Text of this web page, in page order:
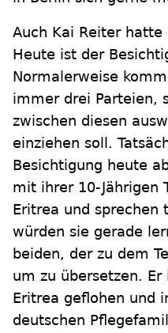
Auch Kai Reiter hatte
Heute ist der
Normalerweise
immer drei Parteien,
zwischen diesen
einziehen soll.
Besichtigung heute
mit ihrer 10-Jährigen
Eritrea und sprechen
würden sie gerade
beiden, der zu dem
um zu übersetzen.
Eritrea geflohen und
deutschen